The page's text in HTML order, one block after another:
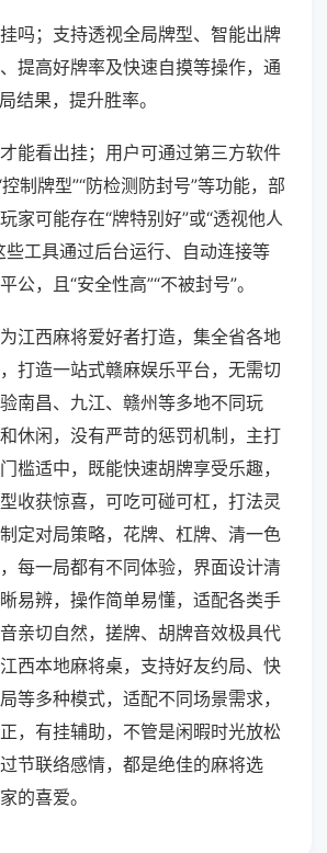
吗；支持透视全局牌型、智能出牌
提高好牌率及快速自摸等操作，通
结果，提升胜率。
能看出挂；用户可通过第三方软件
制牌型”“防检测防封号”等功能，部
家可能存在“牌特别好”或“透视他人
些工具通过后台运行、自动连接等
公，且“安全性高”“不被封号”。
江西麻将爱好者打造，集全省各地
打造一站式赣麻娱乐平台，无需切
南昌、九江、赣州等多地不同玩
休闲，没有严苛的惩罚机制，主打
槛适中，既能快速胡牌享受乐趣，
收获惊喜，可吃可碰可杠，打法灵
定对局策略，花牌、杠牌、清一色
每一局都有不同体验，界面设计清
易辨，操作简单易懂，适配各类手
亲切自然，搓牌、胡牌音效极具代
西本地麻将桌，支持好友约局、快
等多种模式，适配不同场景需求，
，有挂辅助，不管是闲暇时光放松
节联络感情，都是绝佳的麻将选
的喜爱。